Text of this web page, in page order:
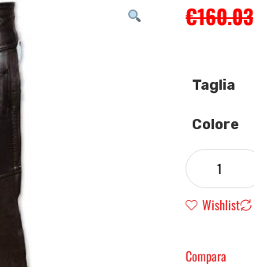
€160.03
Taglia
Colore
Wishlist
Compara